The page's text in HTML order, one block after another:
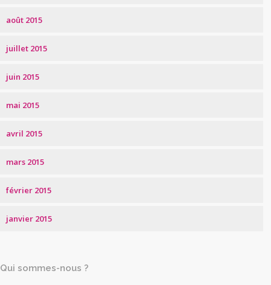
août 2015
juillet 2015
juin 2015
mai 2015
avril 2015
mars 2015
février 2015
janvier 2015
Qui sommes-nous ?